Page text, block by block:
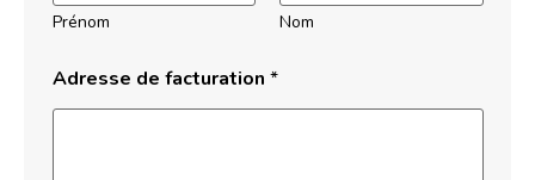
Prénom Nom
Adresse de facturation *